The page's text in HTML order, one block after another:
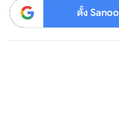
ตั้ง